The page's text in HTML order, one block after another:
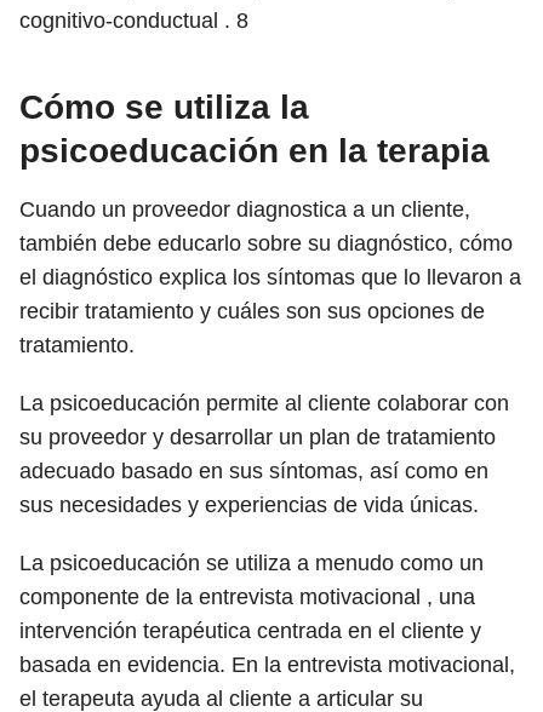
cognitivo-conductual . 8
Cómo se utiliza la
psicoeducación en la terapia
Cuando un proveedor diagnostica a un cliente,
también debe educarlo sobre su diagnóstico, cómo
el diagnóstico explica los síntomas que lo llevaron a
recibir tratamiento y cuáles son sus opciones de
tratamiento.
La psicoeducación permite al cliente colaborar con
su proveedor y desarrollar un plan de tratamiento
adecuado basado en sus síntomas, así como en
sus necesidades y experiencias de vida únicas.
La psicoeducación se utiliza a menudo como un
componente de la entrevista motivacional , una
intervención terapéutica centrada en el cliente y
basada en evidencia. En la entrevista motivacional,
el terapeuta ayuda al cliente a articular su